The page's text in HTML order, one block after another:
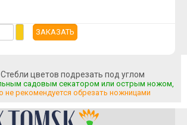
из гипсофилы
из маттиолы
из ромашек
Стебли цветов подрезать под углом
садовым секатором или острым ножом,
не рекомендуется обрезать ножницами